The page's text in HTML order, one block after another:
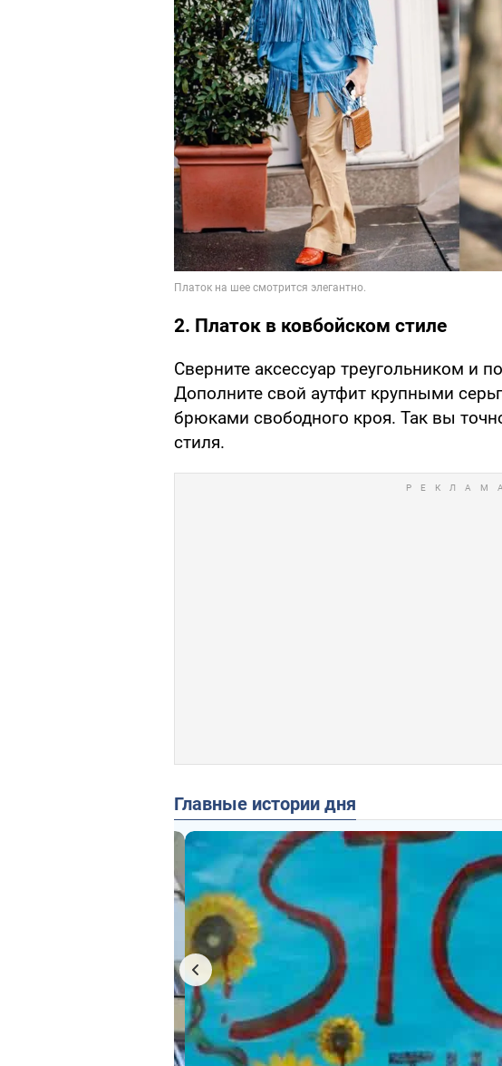
2. Платок в ковбойском стиле
Сверните аксессуар треугольником и
Дополните свой аутфит крупными
брюками свободного кроя. Так вы
стиля.
Главные истории дня